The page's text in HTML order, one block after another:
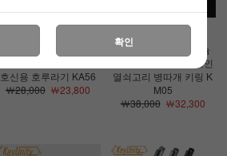
호신용 호루라기 KA56
￦28,000￦23,800
[키유니티]EDC 티타늄
멀티툴 카라비너 키체인
열쇠고리 병따개 키링 K
M05
￦38,000￦32,300
확인